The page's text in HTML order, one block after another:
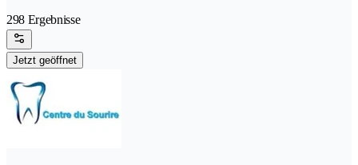
298 Ergebnisse
Jetzt geöffnet